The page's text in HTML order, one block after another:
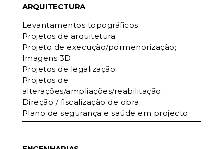
ARQUITECTURA
Levantamentos topográficos;
Projetos de arquitetura;
Projeto de execução/pormenorização;
Imagens 3D;
Projetos de legalização;
Projetos de
alterações/ampliações/reabilitação;
Direção / fiscalização de obra;
Plano de segurança e saúde em projecto;